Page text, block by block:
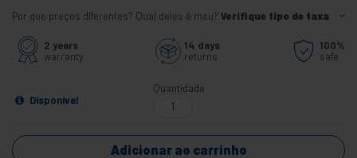
Por que preços diferentes? Qual deles é meu? Verifique tipo de taxa
2 years
warranty
14 days
returns
100%
safe
Disponível
Quantidade
Adicionar ao carrinho